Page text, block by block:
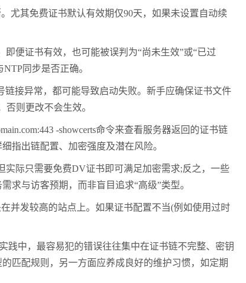
其免费证书默认有效期仅90天，如果未设置自动续
便证书有效，也可能被误判为“尚未生效”或“已过
同步是否正确。
接异常，都可能导致启动失败。新手应确保证书文件
则更改不会生效。
-showcerts命令来查看服务器返回的证书链
指出链配置、加密强度及潜在风险。
际只需要免费DV证书即可满足加密需求;反之，一些
求与访客预期，而非盲目追求“高级”类型。
并发较高的站点上。如果证书配置不当(例如使用过时
中，最容易犯的错误往往集中在证书链不完整、密钥
匹配规则，另一方面应养成良好的维护习惯，如定期